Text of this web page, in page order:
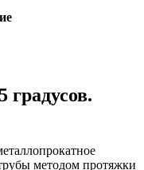
градусов.
методом протяжки